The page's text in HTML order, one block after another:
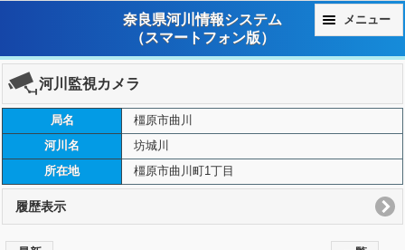
奈良県河川情報システム
（スマートフォン版）
メニュー
河川監視カメラ
局名
橿原市曲川
河川名
坊城川
所在地
橿原市曲川町1丁目
履歴表示